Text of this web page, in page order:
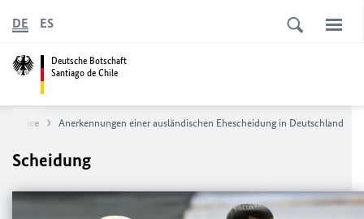
Deutsche Botschaft
Santiago de Chile
DE ES
Anerkennungen einer ausländischen Ehescheidung in Deutschland
Scheidung